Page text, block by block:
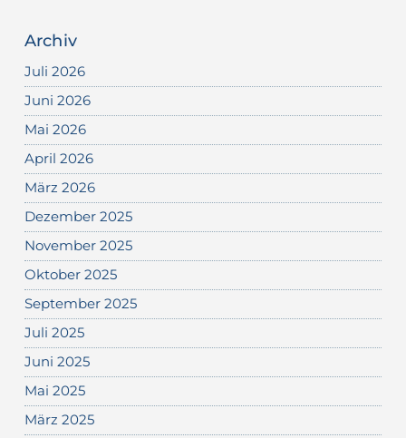
Archiv
Juli 2026
Juni 2026
Mai 2026
April 2026
März 2026
Dezember 2025
November 2025
Oktober 2025
September 2025
Juli 2025
Juni 2025
Mai 2025
März 2025